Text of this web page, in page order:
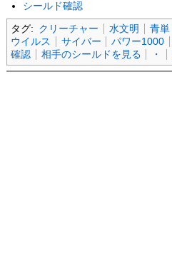
シールド確認
タグ: クリーチャー 水文明 青単
ウイルス
サイバー パワー1000
確認
相手のシールドを見る ・